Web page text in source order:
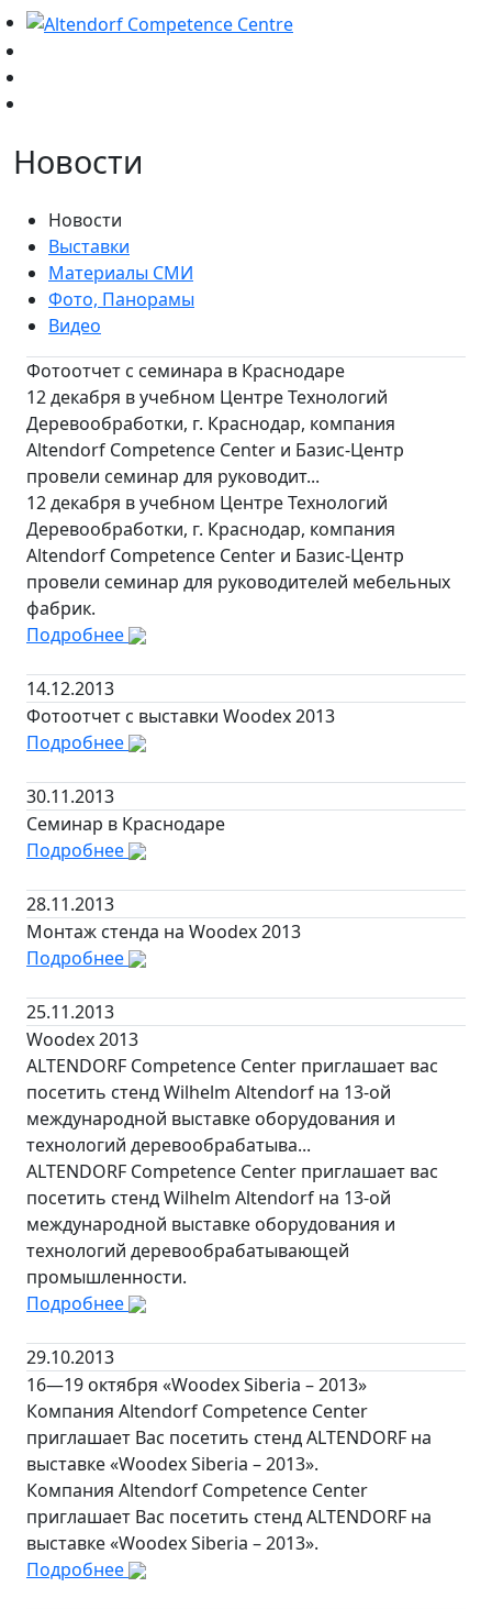
Новости
Новости
Выставки
Материалы СМИ
Фото, Панорамы
Видео
Фотоотчет с семинара в Краснодаре
12 декабря в учебном Центре Технологий
Деревообработки, г. Краснодар, компания
Altendorf Competence Center и Базис-Центр
провели семинар для руководит...
12 декабря в учебном Центре Технологий
Деревообработки, г. Краснодар, компания
Altendorf Competence Center и Базис-Центр
провели семинар для руководителей мебельных
фабрик.
Подробнее
14.12.2013
Фотоотчет с выставки Woodex 2013
Подробнее
30.11.2013
Семинар в Краснодаре
Подробнее
28.11.2013
Монтаж стенда на Woodex 2013
Подробнее
25.11.2013
Woodex 2013
ALTENDORF Competence Center приглашает вас
посетить стенд Wilhelm Altendorf на 13-ой
международной выставке оборудования и
технологий деревообрабатыва...
ALTENDORF Competence Center приглашает вас
посетить стенд Wilhelm Altendorf на 13-ой
международной выставке оборудования и
технологий деревообрабатывающей
промышленности.
Подробнее
29.10.2013
16—19 октября «Woodex Siberia – 2013»
Компания Altendorf Competence Center
приглашает Вас посетить стенд ALTENDORF на
выставке «Woodex Siberia – 2013».
Компания Altendorf Competence Center
приглашает Вас посетить стенд ALTENDORF на
выставке «Woodex Siberia – 2013».
Подробнее